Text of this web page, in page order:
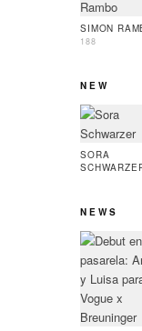
SIMON
188
NEW
SORA
NEWS